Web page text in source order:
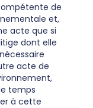
de
et,
acte que si
dont elle
acte de
temps
à cette